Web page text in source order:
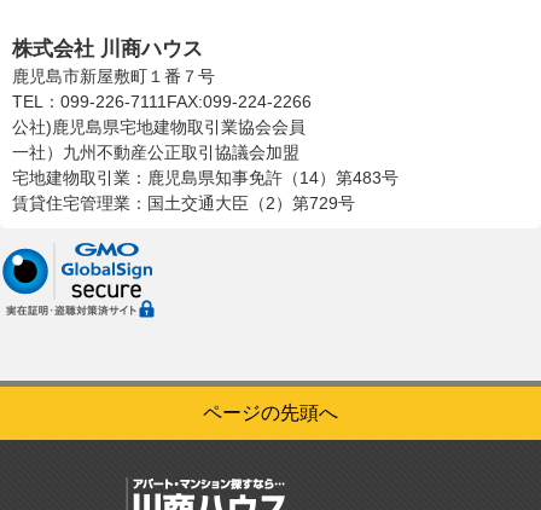
株式会社 川商ハウス
鹿児島市新屋敷町１番７号
TEL：099-226-7111 FAX:099-224-2266
公社)鹿児島県宅地建物取引業協会会員
一社）九州不動産公正取引協議会加盟
宅地建物取引業：鹿児島県知事免許（14）第483号
賃貸住宅管理業：国土交通大臣（2）第729号
ページの先頭へ